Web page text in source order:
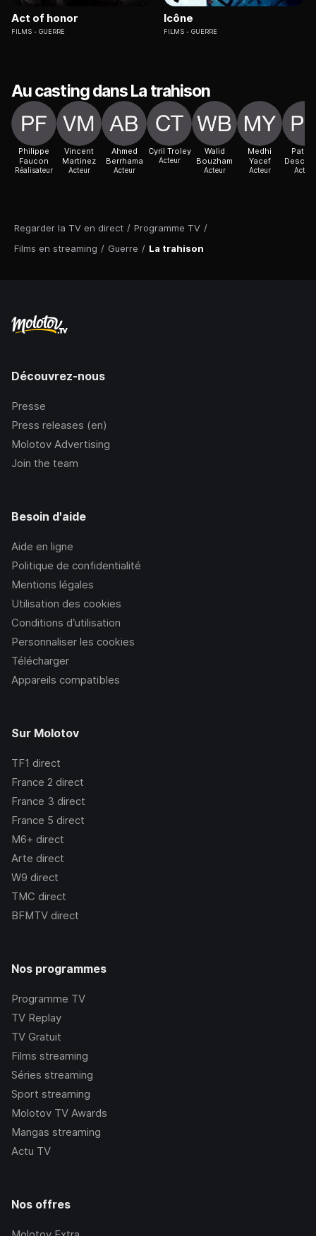
Regarder la TV en direct / Programme TV /
Films en streaming / Guerre / La trahison
Act of honor
FILMS GUERRE
Icône
FILMS GUERRE
Au casting dans La trahison
Philippe
Faucon
Réalisateur
Vincent
Martinez
Acteur
Ahmed
Berrhama
Acteur
Cyril Troley
Acteur
Walid
Bouzham
Acteur
Medhi
Yacef
Acteur Acteur
Découvrez-nous
Presse
Press releases (en)
Molotov Advertising
Join the team
Besoin d'aide
Aide en ligne
Politique de confidentialité
Mentions légales
Utilisation des cookies
Conditions d’utilisation
Personnaliser les cookies
Télécharger
Appareils compatibles
Sur Molotov
TF1 direct
France 2 direct
France 3 direct
France 5 direct
M6+ direct
Arte direct
W9 direct
TMC direct
BFMTV direct
Nos programmes
Programme TV
TV Replay
TV Gratuit
Films streaming
Séries streaming
Sport streaming
Molotov TV Awards
Mangas streaming
Actu TV
Nos offres